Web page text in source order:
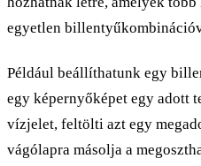
egyetlen
Például beállíthatunk egy
egy képernyőképet egy adott
vízjelet, feltölti azt egy
vágólapra másolja a